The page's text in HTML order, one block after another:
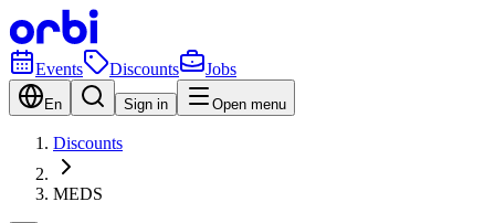
Events Discounts Jobs
En Sign in Open menu
Discounts
MEDS